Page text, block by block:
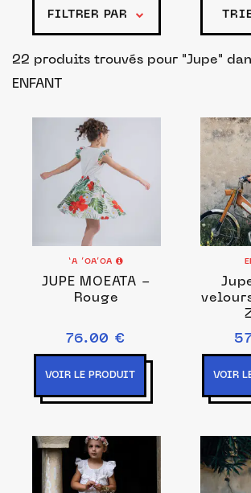
FILTRER PAR
22 produits trouvés pour "Jupe"
ENFANT
‘A ’OA’OA
JUPE MOEATA -
Rouge
76.00 €
VOIR LE PRODUIT VOIR